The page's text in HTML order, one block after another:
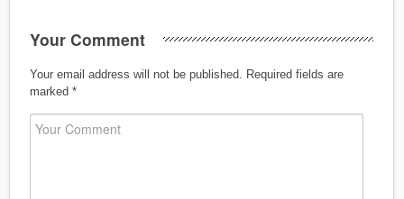
Your Comment
Your email address will not be published.
Required fields are
marked *